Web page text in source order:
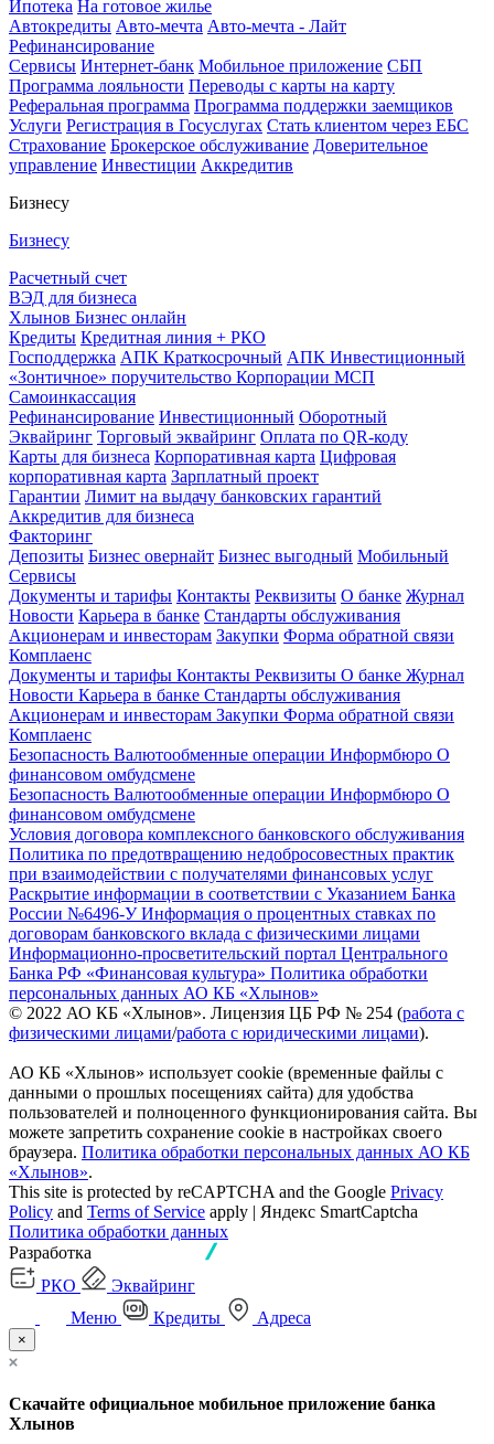
Ипотека На готовое жилье
Автокредиты Авто-мечта Авто-мечта - Лайт
Рефинансирование
Сервисы Интернет-банк Мобильное приложение СБП
Программа лояльности Переводы с карты на карту
Реферальная программа Программа поддержки заемщиков
Услуги Регистрация в Госуслугах Стать клиентом через ЕБС
Страхование Брокерское обслуживание Доверительное
управление Инвестиции Аккредитив
Бизнесу
Бизнесу
Расчетный счет
ВЭД для бизнеса
Хлынов Бизнес онлайн
Кредиты Кредитная линия + РКО
Господдержка АПК Краткосрочный АПК Инвестиционный
«Зонтичное» поручительство Корпорации МСП
Самоинкассация
Рефинансирование Инвестиционный Оборотный
Эквайринг Торговый эквайринг Оплата по QR-коду
Карты для бизнеса Корпоративная карта Цифровая
корпоративная карта Зарплатный проект
Гарантии Лимит на выдачу банковских гарантий
Аккредитив для бизнеса
Факторинг
Депозиты Бизнес овернайт Бизнес выгодный Мобильный
Сервисы
Документы и тарифы Контакты Реквизиты О банке Журнал
Новости Карьера в банке Стандарты обслуживания
Акционерам и инвесторам Закупки Форма обратной связи
Комплаенс
Документы и тарифы Контакты Реквизиты О банке Журнал
Новости Карьера в банке Стандарты обслуживания
Акционерам и инвесторам Закупки Форма обратной связи
Комплаенс
Безопасность Валютообменные операции Информбюро О
финансовом омбудсмене
Безопасность Валютообменные операции Информбюро О
финансовом омбудсмене
Условия договора комплексного банковского обслуживания
Политика по предотвращению недобросовестных практик
при взаимодействии с получателями финансовых услуг
Раскрытие информации в соответствии с Указанием Банка
России №6496-УИнформация о процентных ставках по
договорам банковского вклада с физическими лицами
Информационно-просветительский портал Центрального
Банка РФ «Финансовая культура» Политика обработки
персональных данных АО КБ «Хлынов»
© 2022 АО КБ «Хлынов». Лицензия ЦБ РФ № 254 (работа с
физическими лицами/работа с юридическими лицами).
АО КБ «Хлынов» использует cookie (временные файлы с
данными о прошлых посещениях сайта) для удобства
пользователей и полноценного функционирования сайта. Вы
можете запретить сохранение cookie в настройках своего
браузера. Политика обработки персональных данных АО КБ
«Хлынов».
This site is protected by reCAPTCHA and the Google Privacy
Policy and Terms of Service apply | Яндекс SmartCaptcha
Политика обработки данных
Разработка
РКО
Эквайринг
Меню
Кредиты Адреса
×
Скачайте официальное мобильное приложение банка
Хлынов